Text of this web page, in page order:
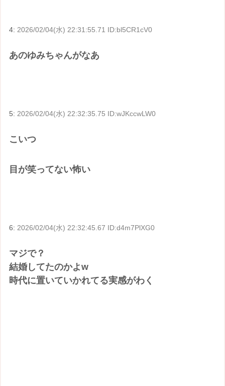
4: 2026/02/04(水) 22:31:55.71 ID:bl5CR1cV0
あのゆみちゃんがなあ
5:2026/02/04(水) 22:32:35.75 ID:wJKccwLW0
こいつ
目が笑ってない怖い
6: 2026/02/04(水) 22:32:45.67 ID:d4m7PlXG0
マジで？
結婚してたのかよw
時代に置いていかれてる実感がわく